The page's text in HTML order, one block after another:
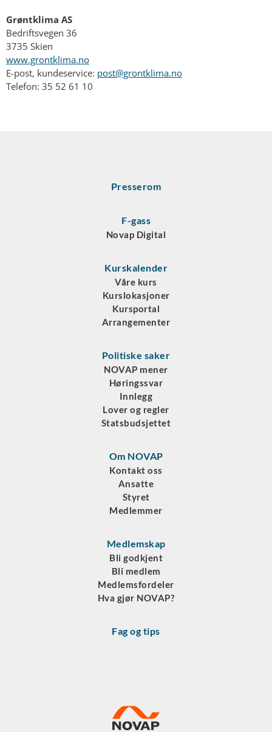
Grøntklima AS
Bedriftsvegen 36
3735 Skien
www.grontklima.no
E-post, kundeservice: post@grontklima.no
Telefon: 35 52 61 10
Presserom
F-gass
Novap Digital
Kurskalender
Våre kurs
Kurslokasjoner
Kursportal
Arrangementer
Politiske saker
NOVAP mener
Høringssvar
Innlegg
Lover og regler
Statsbudsjettet
Om NOVAP
Kontakt oss
Ansatte
Styret
Medlemmer
Medlemskap
Bli godkjent
Bli medlem
Medlemsfordeler
Hva gjør NOVAP?
Fag og tips